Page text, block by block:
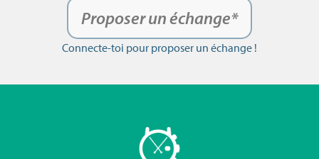
Proposer un échange*
Connecte-toi pour proposer un échange !